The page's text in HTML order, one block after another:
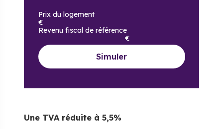
Prix du logement
€
Revenu fiscal de référence
€
Simuler
Une TVA réduite à 5,5%